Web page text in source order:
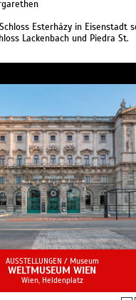
Esterházy in Eisenstadt
Lackenbach und Piedra St.
AUSSTELLUNGEN / Museum
WELTMUSEUM WIEN
Wien, Heldenplatz